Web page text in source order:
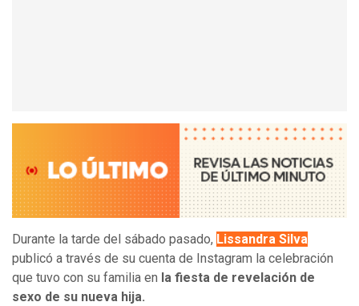
Durante la tarde del sábado pasado, Lissandra Silva
publicó a través de su cuenta de Instagram la celebración
que tuvo con su familia en la fiesta de revelación de
sexo de su nueva hija.